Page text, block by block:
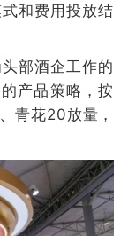
和费用投放结
部酒企工作的
产品策略，按
青花20放量，